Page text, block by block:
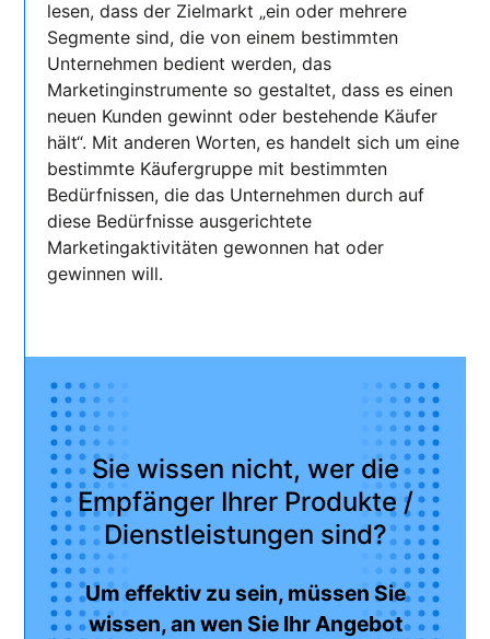
lesen, dass der Zielmarkt „ein oder mehrere
Segmente sind, die von einem bestimmten
Unternehmen bedient werden, das
Marketinginstrumente so gestaltet, dass es einen
neuen Kunden gewinnt oder bestehende Käufer
hält“. Mit anderen Worten, es handelt sich um eine
bestimmte Käufergruppe mit bestimmten
Bedürfnissen, die das Unternehmen durch auf
diese Bedürfnisse ausgerichtete
Marketingaktivitäten gewonnen hat oder
gewinnen will.
Sie wissen nicht, wer die
Empfänger Ihrer Produkte /
Dienstleistungen sind?
Um effektiv zu sein, müssen Sie
wissen, an wen Sie Ihr Angebot